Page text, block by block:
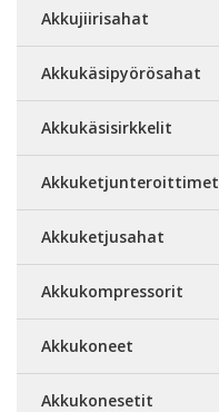
Akkujiirisahat
Akkukäsipyörösahat
Akkukäsisirkkelit
Akkuketjunteroittimet
Akkuketjusahat
Akkukompressorit
Akkukoneet
Akkukonesetit